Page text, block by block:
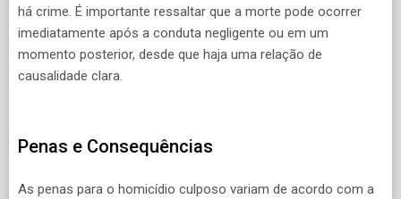
há crime. É importante ressaltar que a morte pode ocorrer
imediatamente após a conduta negligente ou em um
momento posterior, desde que haja uma relação de
causalidade clara.
Penas e Consequências
As penas para o homicídio culposo variam de acordo com a